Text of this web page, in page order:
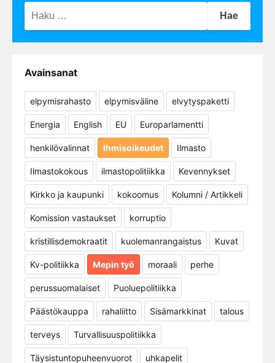
Avainsanat
elpymisrahasto elpymisväline elvytyspaketti
Energia English EU Europarlamentti
henkilövalinnat Ihmisoikeudet Ilmasto
Ilmastokokous ilmastopolitiikka Kevennykset
Kirkko ja kaupunki kokoomus Kolumni / Artikkeli
Komission vastaukset korruptio
kristillisdemokraatit kuolemanrangaistus Kuvat
Kv-politiikka Mepin työ moraali perhe
perussuomalaiset Puoluepolitiikka
Päästökauppa rahaliitto Sisämarkkinat talous
terveys Turvallisuuspolitiikka
Täysistuntopuheenvuorot uhkapelit